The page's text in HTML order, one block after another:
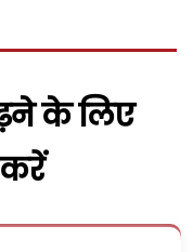
के लिए
करें